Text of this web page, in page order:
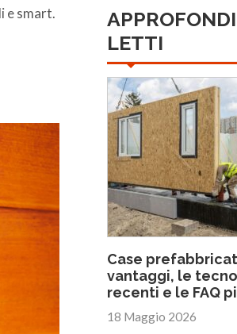
e smart.
LETTI
Case
vantaggi, le
recenti e le FAQ
18 Maggio 2026